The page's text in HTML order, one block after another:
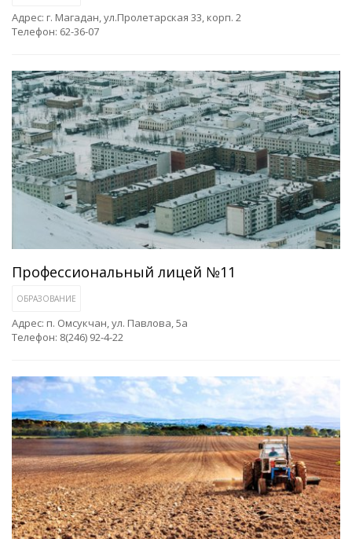
Адрес: г. Магадан, ул.Пролетарская 33, корп. 2
Телефон: 62-36-07
Профессиональный лицей №11
ОБРАЗОВАНИЕ
Адрес: п. Омсукчан, ул. Павлова, 5а
Телефон: 8(246) 92-4-22